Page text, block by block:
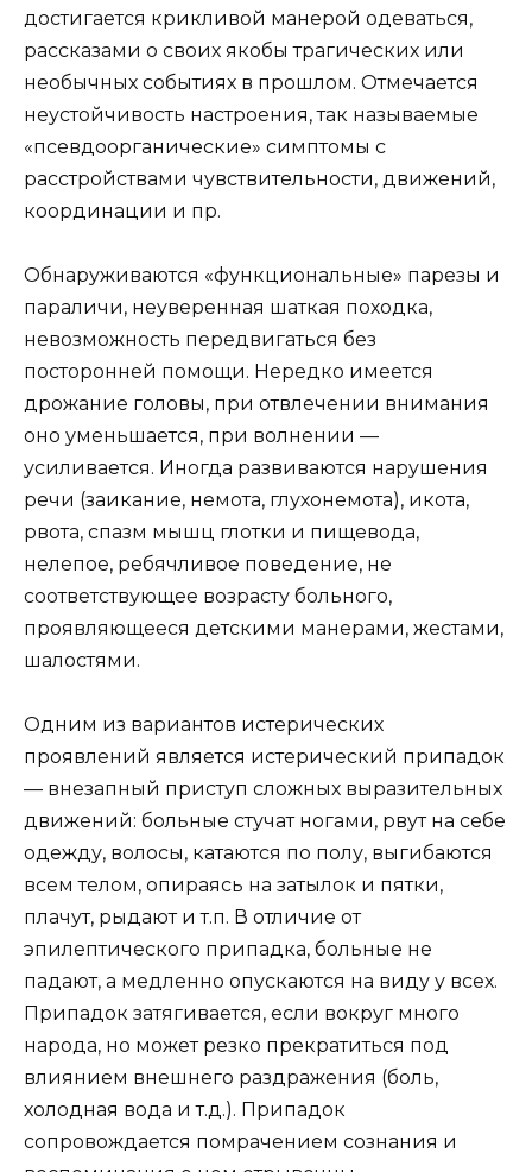
достигается крикливой манерой одеваться,
рассказами о своих якобы трагических или
необычных событиях в прошлом. Отмечается
неустойчивость настроения, так называемые
«псевдоорганические» симптомы с
расстройствами чувствительности, движений,
координации и пр.
Обнаруживаются «функциональные» парезы и
параличи, неуверенная шаткая походка,
невозможность передвигаться без
посторонней помощи. Нередко имеется
дрожание головы, при отвлечении внимания
оно уменьшается, при волнении —
усиливается. Иногда развиваются нарушения
речи (заикание, немота, глухонемота), икота,
рвота, спазм мышц глотки и пищевода,
нелепое, ребячливое поведение, не
соответствующее возрасту больного,
проявляющееся детскими манерами, жестами,
шалостями.
Одним из вариантов истерических
проявлений является истерический припадок
— внезапный приступ сложных выразительных
движений: больные стучат ногами, рвут на себе
одежду, волосы, катаются по полу, выгибаются
всем телом, опираясь на затылок и пятки,
плачут, рыдают и т.п. В отличие от
эпилептического припадка, больные не
падают, а медленно опускаются на виду у всех.
Припадок затягивается, если вокруг много
народа, но может резко прекратиться под
влиянием внешнего раздражения (боль,
холодная вода и т.д.). Припадок
сопровождается помрачением сознания и